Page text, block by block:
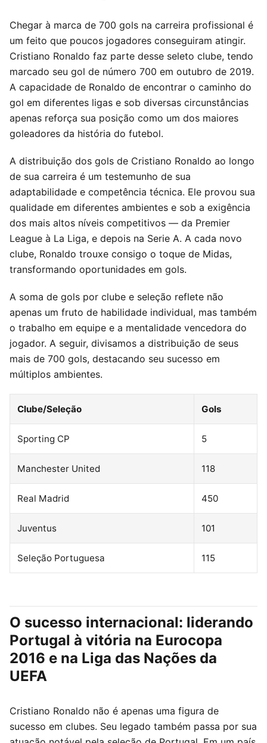
Chegar à marca de 700 gols na carreira profissional é
um feito que poucos jogadores conseguiram atingir.
Cristiano Ronaldo faz parte desse seleto clube, tendo
marcado seu gol de número 700 em outubro de 2019.
A capacidade de Ronaldo de encontrar o caminho do
gol em diferentes ligas e sob diversas circunstâncias
apenas reforça sua posição como um dos maiores
goleadores da história do futebol.
A distribuição dos gols de Cristiano Ronaldo ao longo
de sua carreira é um testemunho de sua
adaptabilidade e competência técnica. Ele provou sua
qualidade em diferentes ambientes e sob a exigência
dos mais altos níveis competitivos — da Premier
League à La Liga, e depois na Serie A. A cada novo
clube, Ronaldo trouxe consigo o toque de Midas,
transformando oportunidades em gols.
A soma de gols por clube e seleção reflete não
apenas um fruto de habilidade individual, mas também
o trabalho em equipe e a mentalidade vencedora do
jogador. A seguir, divisamos a distribuição de seus
mais de 700 gols, destacando seu sucesso em
múltiplos ambientes.
Clube/Seleção Gols
Sporting CP 5
Manchester United 118
Real Madrid 450
Juventus 101
Seleção Portuguesa 115
O sucesso internacional: liderando
Portugal à vitória na Eurocopa
2016 e na Liga das Nações da
UEFA
Cristiano Ronaldo não é apenas uma figura de
sucesso em clubes. Seu legado também passa por sua